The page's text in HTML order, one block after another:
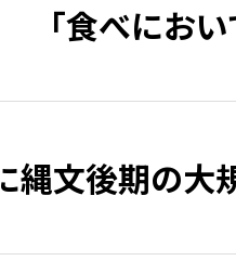
「食べにおい
縄文後期の大